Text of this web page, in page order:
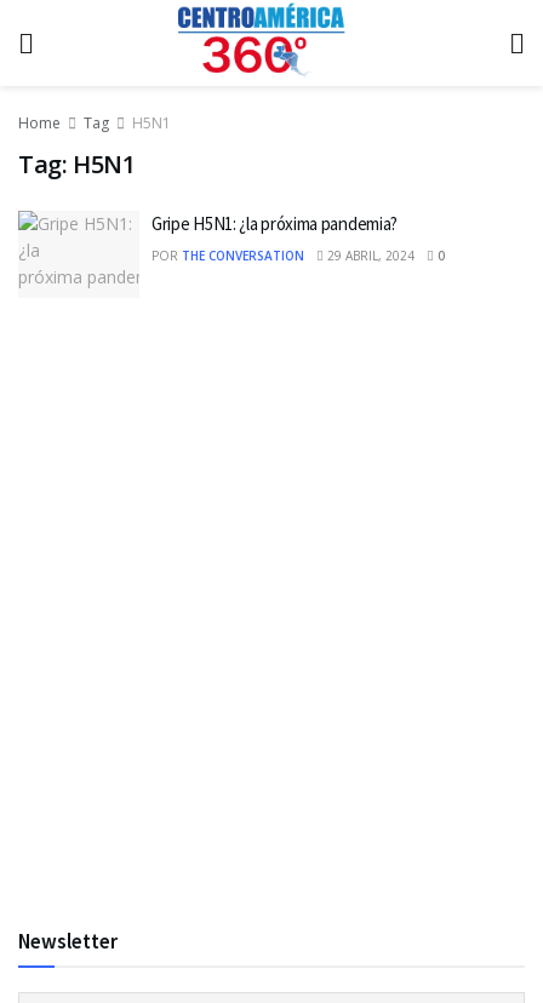
Home Tag H5N1
Tag: H5N1
Gripe H5N1: ¿la próxima pandemia?
POR THE CONVERSATION 29 ABRIL, 2024 0
Newsletter